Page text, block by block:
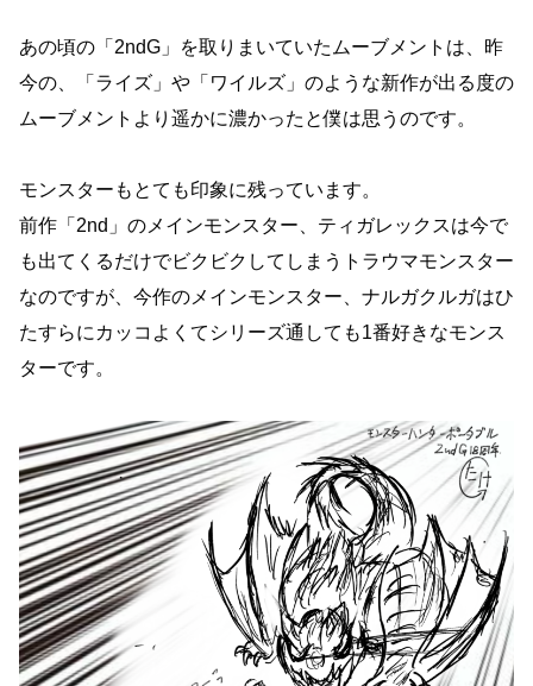
あの頃の「2ndG」を取りまいていたムーブメントは、昨
今の、「ライズ」や「ワイルズ」のような新作が出る度の
ムーブメントより遥かに濃かったと僕は思うのです。
モンスターもとても印象に残っています。
前作「2nd」のメインモンスター、ティガレックスは今で
も出てくるだけでビクビクしてしまうトラウマモンスター
なのですが、今作のメインモンスター、ナルガクルガはひ
たすらにカッコよくてシリーズ通しても1番好きなモンス
ターです。